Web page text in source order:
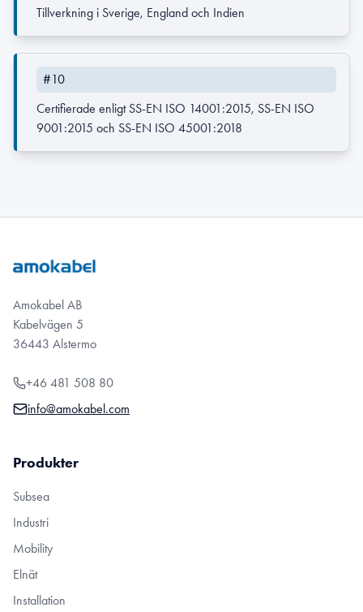
Tillverkning i Sverige, England och Indien
#10
Certifierade enligt SS-EN ISO 14001:2015, SS-EN ISO
9001:2015 och SS-EN ISO 45001:2018
Amokabel AB
Kabelvägen 5
36443 Alstermo
+46 481 508 80
info@amokabel.com
Produkter
Subsea
Industri
Mobility
Elnät
Installation